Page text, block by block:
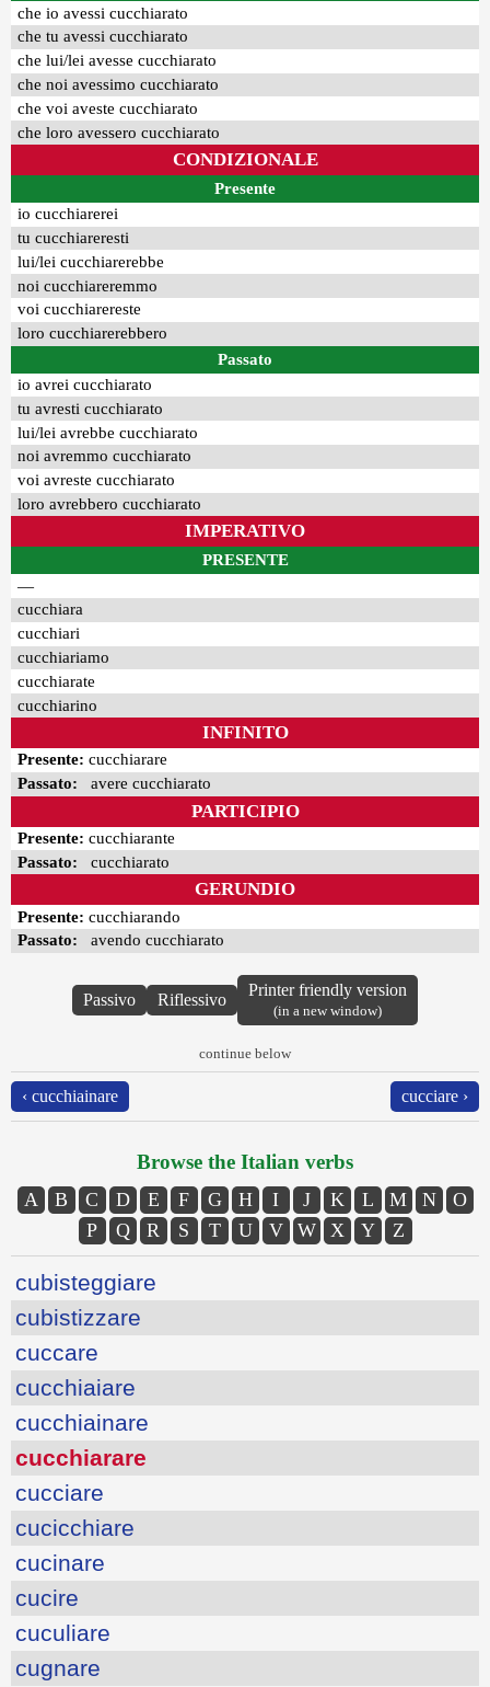
che io avessi cucchiarato
che tu avessi cucchiarato
che lui/lei avesse cucchiarato
che noi avessimo cucchiarato
che voi aveste cucchiarato
che loro avessero cucchiarato
CONDIZIONALE
Presente
io cucchiarerei
tu cucchiareresti
lui/lei cucchiarerebbe
noi cucchiareremmo
voi cucchiarereste
loro cucchiarerebbero
Passato
io avrei cucchiarato
tu avresti cucchiarato
lui/lei avrebbe cucchiarato
noi avremmo cucchiarato
voi avreste cucchiarato
loro avrebbero cucchiarato
IMPERATIVO
PRESENTE
—
cucchiara
cucchiari
cucchiariamo
cucchiarate
cucchiarino
INFINITO
Presente: cucchiarare
Passato: avere cucchiarato
PARTICIPIO
Presente: cucchiarante
Passato: cucchiarato
GERUNDIO
Presente: cucchiarando
Passato: avendo cucchiarato
Passivo Riflessivo
Printer friendly version
(in a new window)
continue below
‹ cucchiainare cucciare ›
Browse the Italian verbs
A B C D E F G H I J K L M N
O
P
Q R S T U V W X Y Z
cubisteggiare
cubistizzare
cuccare
cucchiaiare
cucchiainare
cucchiarare
cucciare
cucicchiare
cucinare
cucire
cuculiare
cugnare